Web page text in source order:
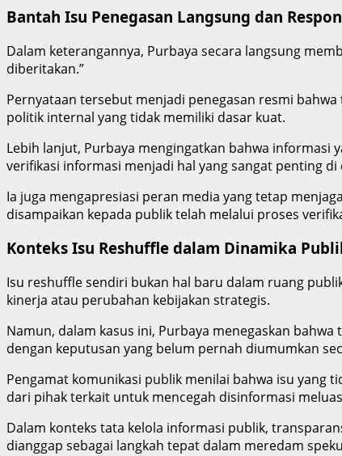
Bantah Isu Penegasan Langsung dan
Dalam keterangannya, Purbaya secara langsung
diberitakan.”
Pernyataan tersebut menjadi penegasan resmi
politik internal yang tidak memiliki dasar kuat.
Lebih lanjut, Purbaya mengingatkan bahwa informasi
verifikasi informasi menjadi hal yang sangat penting di
Ia juga mengapresiasi peran media yang tetap
disampaikan kepada publik telah melalui proses
Konteks Isu Reshuffle dalam Dinamika
Isu reshuffle sendiri bukan hal baru dalam ruang
kinerja atau perubahan kebijakan strategis.
Namun, dalam kasus ini, Purbaya menegaskan
dengan keputusan yang belum pernah diumumkan
Pengamat komunikasi publik menilai bahwa isu yang
dari pihak terkait untuk mencegah disinformasi
Dalam konteks tata kelola informasi publik,
dianggap sebagai langkah tepat dalam meredam